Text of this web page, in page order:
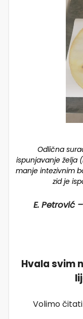
Odlična
ispunjavanje želja
manje intezivnim
zid je
E. Petrović
Hvala svim
Volimo